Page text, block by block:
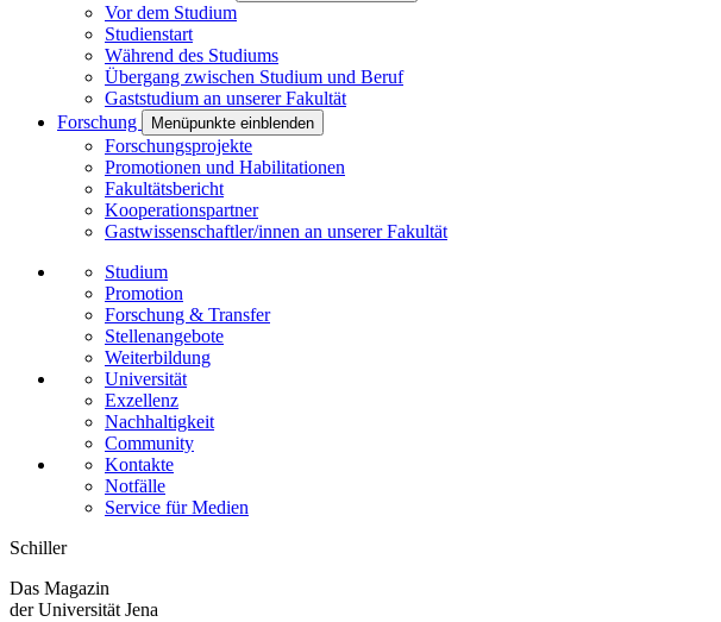
Vor dem Studium
Studienstart
Während des Studiums
Übergang zwischen Studium und Beruf
Gaststudium an unserer Fakultät
Forschung
Menüpunkte einblenden
Forschungsprojekte
Promotionen und Habilitationen
Fakultätsbericht
Kooperationspartner
Gastwissenschaftler/innen an unserer Fakultät
Studium
Promotion
Forschung & Transfer
Stellenangebote
Weiterbildung
Universität
Exzellenz
Nachhaltigkeit
Community
Kontakte
Notfälle
Service für Medien
Schiller
Das Magazin
der Universität Jena